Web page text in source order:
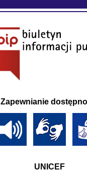
Zapewnianie
UNICEF